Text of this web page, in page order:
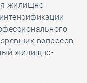
жилищно-
вопросов
жилищно-